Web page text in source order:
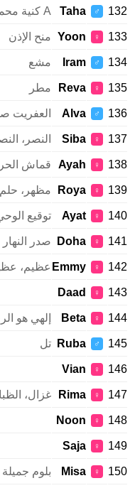
♂
Taha A كنية محمد
♀
Yoon منح الإذن
♂
Iram مشع
♀
Reva مطر
♂
Alva العفريت
♀
Siba النصر، النصر
♀
Ayah قماش الحرير
♀
Roya مظهر، حلم
♀
Ayat توقيع الوحي
♀
Doha صدر النهار
♀
Emmyعظيم، عظيم
♀
Daad
♀
Beta إلهي هو
♂
Ruba تل
♀
Vian
♀
Rima غزال، الظباء
♀
Noon
♀
Saja
♀
Misa بلوم جميلة